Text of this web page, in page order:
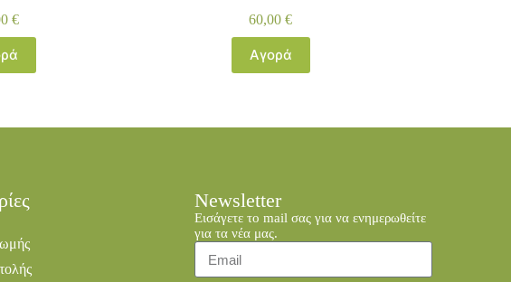
€
60,00€
Αγορά
Newsletter
Εισάγετε το mail σας για να ενημερωθείτε
για τα νέα μας.